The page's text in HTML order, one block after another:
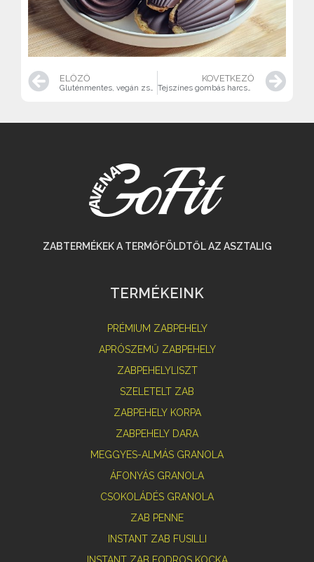
ELŐZŐ
Gluténmentes, vegán zserbó (20×30 cm-es tepsihez)
KÖVETKEZŐ
Tejszínes gombás harcsa hántolt zabkörettel (gluténmentes)
ZABTERMÉKEK A TERMŐFÖLDTŐL AZ ASZTALIG
TERMÉKEINK
PRÉMIUM ZABPEHELY
APRÓSZEMŰ ZABPEHELY
ZABPEHELYLISZT
SZELETELT ZAB
ZABPEHELY KORPA
ZABPEHELY DARA
MEGGYES-ALMÁS GRANOLA
ÁFONYÁS GRANOLA
CSOKOLÁDÉS GRANOLA
ZAB PENNE
INSTANT ZAB FUSILLI